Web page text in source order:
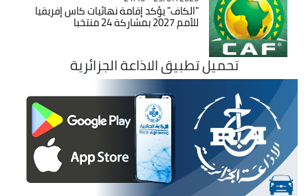
"الكاف" يؤكد إقامة نهائيات كاس إفريقيا
للأمم 2027 بمشاركة 24 منتخبا
تحميل تطبيق الاذاعة الجزائرية